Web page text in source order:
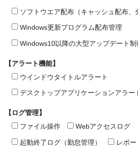
ソフトウエア配布（キャッシュ配布、
Windows更新プログラム配布管理
Windows10以降の大型アップデート制
【アラート機能】
ウインドウタイトルアラート
デスクトップアプリケーションアラー
【ログ管理】
ファイル操作
Webアクセスログ
起動終了ログ（勤怠管理） レポ